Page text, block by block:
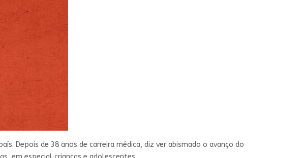
Depois de 38 anos de carreira médica, diz ver abismado o avanço do